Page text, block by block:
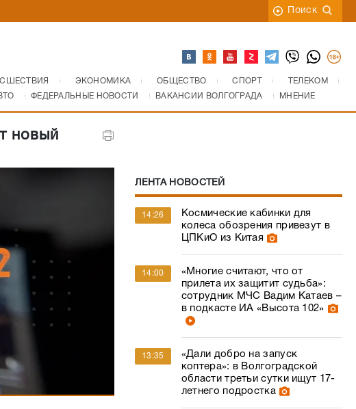
Поиск
ЭКОНОМИКА ОБЩЕСТВО СПОРТ
ТЕЛЕКОМ
ФЕДЕРАЛЬНЫЕ НОВОСТИ ВАКАНСИИ ВОЛГОГРАДА МНЕНИЕ
новый
ЛЕНТА НОВОСТЕЙ
14:26
Космические кабинки для
колеса обозрения привезут в
ЦПКиО из Китая
14:00
«Многие считают, что от
прилета их защитит судьба»:
сотрудник МЧС Вадим Катаев –
в подкасте ИА «Высота 102»
13:35
«Дали добро на запуск
коптера»: в Волгоградской
области третьи сутки ищут 17-
летнего подростка